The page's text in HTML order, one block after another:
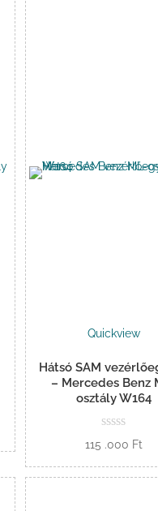
Quickview
Hátsó SAM
– Mercedes Benz
osztály W164
115 .000 Ft
Kosárba